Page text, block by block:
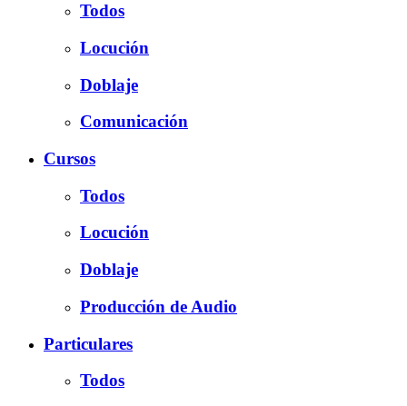
Todos
Locución
Doblaje
Comunicación
Cursos
Todos
Locución
Doblaje
Producción de Audio
Particulares
Todos